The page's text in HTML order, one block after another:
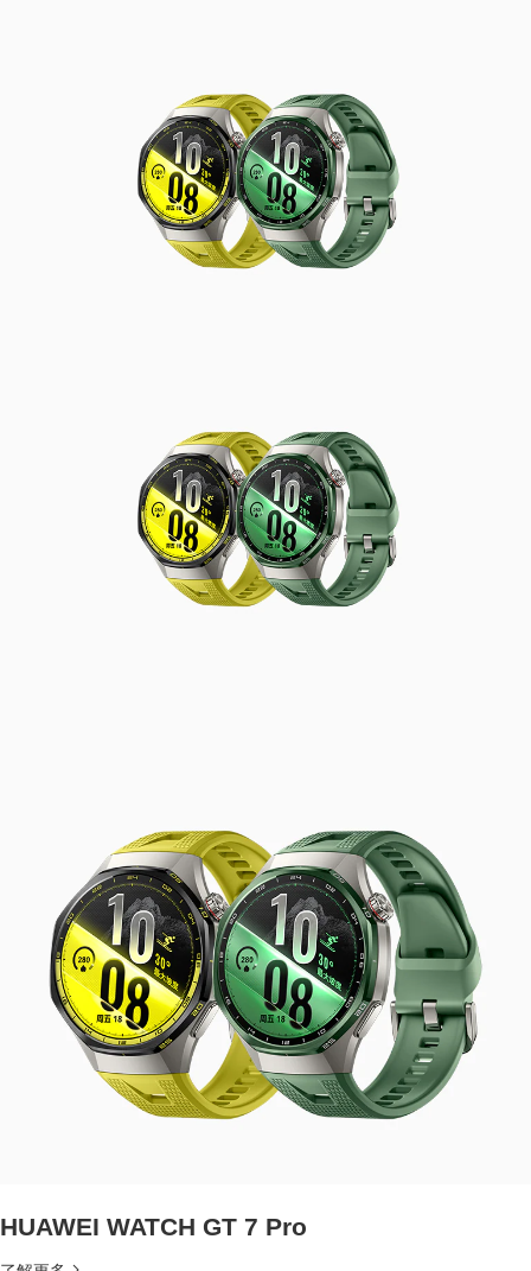
HUAWEI WATCH GT 7 Pro